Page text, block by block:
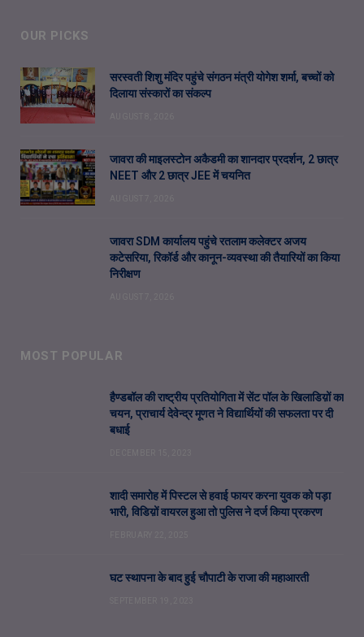
OUR PICKS
सरस्वती शिशु मंदिर पहुंचे संगठन मंत्री योगेश शर्मा, बच्चों को
दिलाया संस्कारों का संकल्प
जावरा की माइलस्टोन अकैडमी का शानदार प्रदर्शन, 2 छात्र
NEET और 2 छात्र JEE में चयनित
जावरा SDM कार्यालय पहुंचे रतलाम कलेक्टर अजय
कटेसरिया, रिकॉर्ड और कानून-व्यवस्था की तैयारियों का किया
निरीक्षण
MOST POPULAR
हैण्डबॉल की राष्ट्रीय प्रतियोगिता में सेंट पॉल के खिलाडिय़ों का
चयन, प्राचार्य देवेन्द्र मूणत ने विद्यार्थियों की सफलता पर दी
बधाई
शादी समारोह में पिस्टल से हवाई फायर करना युवक को पड़ा
भारी, विडिय़ों वायरल हुआ तो पुलिस ने दर्ज किया प्रकरण
घट स्थापना के बाद हुई चौपाटी के राजा की महाआरती